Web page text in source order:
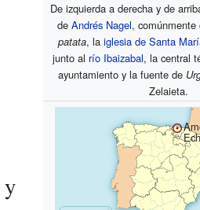
De izquierda a derecha y de
deAndrés Nagel,
patata, la iglesia de Santa
junto al río Ibaizabal, la central
ayuntamiento y la fuente de
Zelaieta.